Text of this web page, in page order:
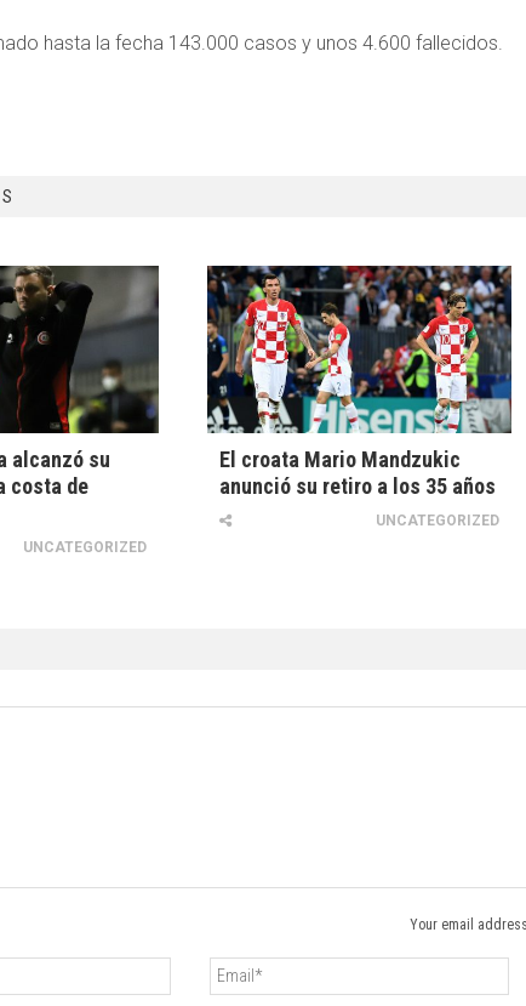
hasta la fecha 143.000 casos y unos 4.600 fallecidos.
alcanzó su
costa de
UNCATEGORIZED
El croata Mario Mandzukic
anunció su retiro a los 35 años
UNCATEGORIZED
Your email